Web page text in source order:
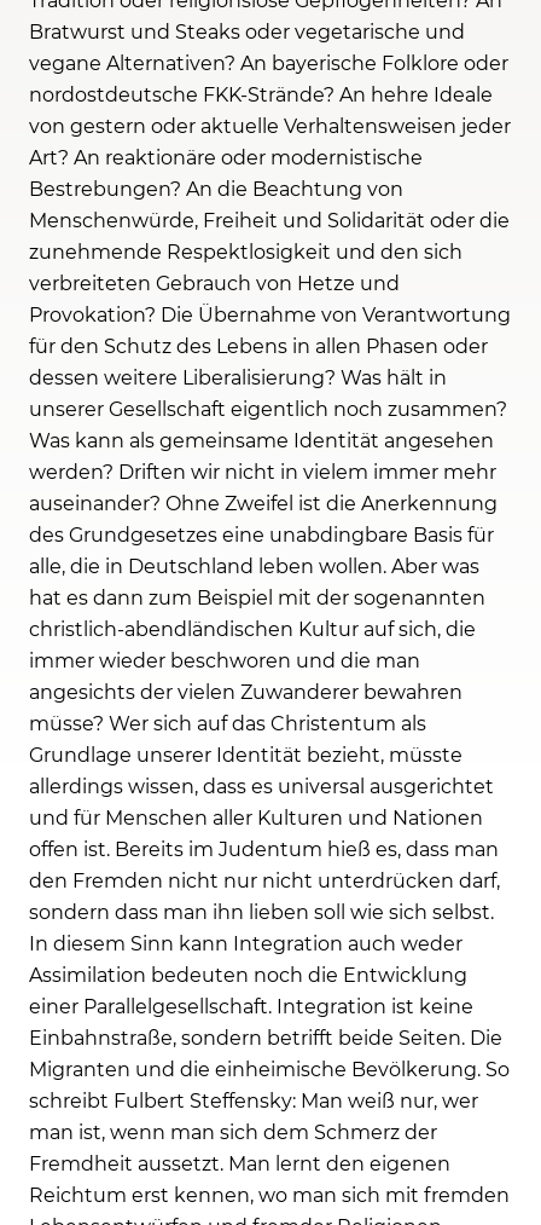
Bratwurst und Steaks oder vegetarische und
vegane Alternativen? An bayerische Folklore oder
nordostdeutsche FKK-Strände? An hehre Ideale
von gestern oder aktuelle Verhaltensweisen jeder
Art? An reaktionäre oder modernistische
Bestrebungen? An die Beachtung von
Menschenwürde, Freiheit und Solidarität oder die
zunehmende Respektlosigkeit und den sich
verbreiteten Gebrauch von Hetze und
Provokation? Die Übernahme von Verantwortung
für den Schutz des Lebens in allen Phasen oder
dessen weitere Liberalisierung? Was hält in
unserer Gesellschaft eigentlich noch zusammen?
Was kann als gemeinsame Identität angesehen
werden? Driften wir nicht in vielem immer mehr
auseinander? Ohne Zweifel ist die Anerkennung
des Grundgesetzes eine unabdingbare Basis für
alle, die in Deutschland leben wollen. Aber was
hat es dann zum Beispiel mit der sogenannten
christlich-abendländischen Kultur auf sich, die
immer wieder beschworen und die man
angesichts der vielen Zuwanderer bewahren
müsse? Wer sich auf das Christentum als
Grundlage unserer Identität bezieht, müsste
allerdings wissen, dass es universal ausgerichtet
und für Menschen aller Kulturen und Nationen
offen ist. Bereits im Judentum hieß es, dass man
den Fremden nicht nur nicht unterdrücken darf,
sondern dass man ihn lieben soll wie sich selbst.
In diesem Sinn kann Integration auch weder
Assimilation bedeuten noch die Entwicklung
einer Parallelgesellschaft. Integration ist keine
Einbahnstraße, sondern betrifft beide Seiten. Die
Migranten und die einheimische Bevölkerung. So
schreibt Fulbert Steffensky: Man weiß nur, wer
man ist, wenn man sich dem Schmerz der
Fremdheit aussetzt. Man lernt den eigenen
Reichtum erst kennen, wo man sich mit fremden